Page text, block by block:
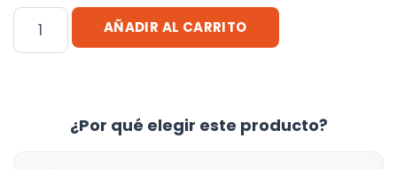
Andador
Caminar
AÑADIR AL CARRITO
¿Por qué elegir este producto?